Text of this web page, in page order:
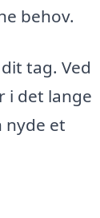
behov.
tag. Ved
i det lange
nyde et